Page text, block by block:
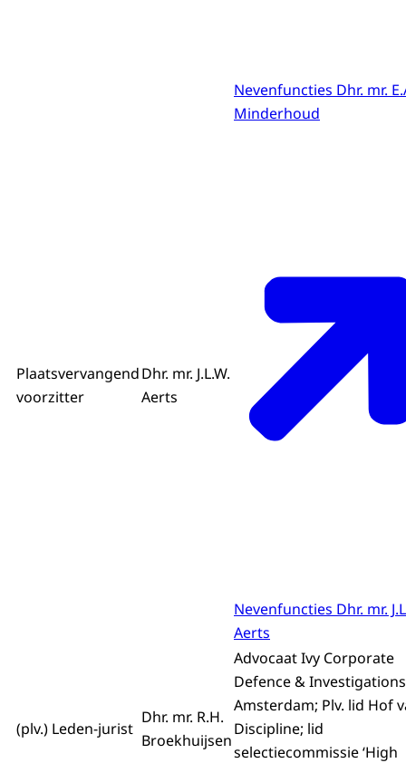
Nevenfuncties Dhr. mr.
Minderhoud
Plaatsvervangend
voorzitter
Dhr. mr. J.L.W.
Aerts
Nevenfuncties Dhr. mr.
Aerts
(plv.) Leden-jurist
Dhr. mr. R.H.
Broekhuijsen
Advocaat Ivy Corporate
Defence & Investigations
Amsterdam; Plv. lid Hof
Discipline; lid
selectiecommissie ‘High